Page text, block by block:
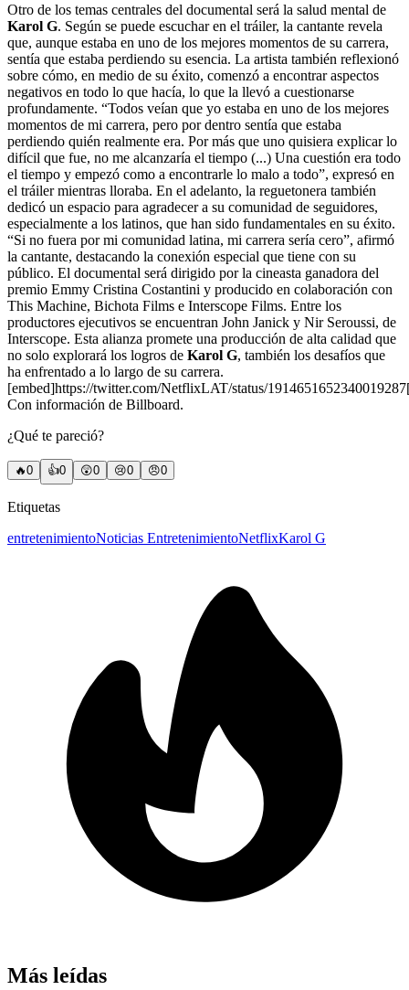
Otro de los temas centrales del documental será la salud mental de
Karol G. Según se puede escuchar en el tráiler, la cantante revela
que, aunque estaba en uno de los mejores momentos de su carrera,
sentía que estaba perdiendo su esencia. La artista también reflexionó
sobre cómo, en medio de su éxito, comenzó a encontrar aspectos
negativos en todo lo que hacía, lo que la llevó a cuestionarse
profundamente. “Todos veían que yo estaba en uno de los mejores
momentos de mi carrera, pero por dentro sentía que estaba
perdiendo quién realmente era. Por más que uno quisiera explicar lo
difícil que fue, no me alcanzaría el tiempo (...) Una cuestión era todo
el tiempo y empezó como a encontrarle lo malo a todo”, expresó en
el tráiler mientras lloraba. En el adelanto, la reguetonera también
dedicó un espacio para agradecer a su comunidad de seguidores,
especialmente a los latinos, que han sido fundamentales en su éxito.
“Si no fuera por mi comunidad latina, mi carrera sería cero”, afirmó
la cantante, destacando la conexión especial que tiene con su
público. El documental será dirigido por la cineasta ganadora del
premio Emmy Cristina Costantini y producido en colaboración con
This Machine, Bichota Films e Interscope Films. Entre los
productores ejecutivos se encuentran John Janick y Nir Seroussi, de
Interscope. Esta alianza promete una producción de alta calidad que
no solo explorará los logros de Karol G, también los desafíos que
ha enfrentado a lo largo de su carrera.
[embed]https://twitter.com/NetflixLAT/status/
Con información de Billboard.
¿Qué te pareció?
🔥0 👍0 😲0 😢0 😠0
Etiquetas
entretenimientoNoticias EntretenimientoNetflixKarol G
Más leídas